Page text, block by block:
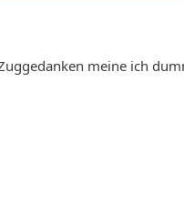
meine ich